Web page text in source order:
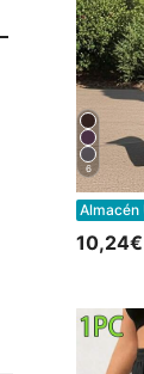
6
Almacén
10,24€